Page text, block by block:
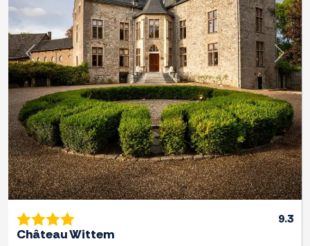
Previous Next
9.3
Château Wittem